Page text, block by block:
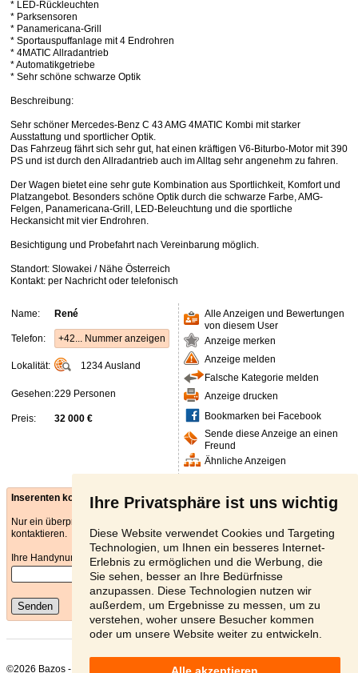
Ihre Privatsphäre ist uns wichtig
Diese Website verwendet Cookies und Targeting
Technologien, um Ihnen ein besseres Internet-
Erlebnis zu ermöglichen und die Werbung, die
Sie sehen, besser an Ihre Bedürfnisse
anzupassen. Diese Technologien nutzen wir
außerdem, um Ergebnisse zu messen, um zu
verstehen, woher unsere Besucher kommen
oder um unsere Website weiter zu entwickeln.
Alle akzeptieren
* LED-Rückleuchten
* Parksensoren
* Panamericana-Grill
* Sportauspuffanlage mit 4 Endrohren
* 4MATIC Allradantrieb
* Automatikgetriebe
* Sehr schöne schwarze Optik
Beschreibung:
Sehr schöner Mercedes-Benz C 43 AMG 4MATIC Kombi mit starker
Ausstattung und sportlicher Optik.
Das Fahrzeug fährt sich sehr gut, hat einen kräftigen V6-Biturbo-Motor mit 390
PS und ist durch den Allradantrieb auch im Alltag sehr angenehm zu fahren.
Der Wagen bietet eine sehr gute Kombination aus Sportlichkeit, Komfort und
Platzangebot. Besonders schöne Optik durch die schwarze Farbe, AMG-
Felgen, Panamericana-Grill, LED-Beleuchtung und die sportliche
Heckansicht mit vier Endrohren.
Besichtigung und Probefahrt nach Vereinbarung möglich.
Standort: Slowakei / Nähe Österreich
Kontakt: per Nachricht oder telefonisch
Name: René
Telefon: +42... Nummer anzeigen
Lokalität: 1234Ausland
Gesehen:229 Personen
Preis: 32 000 €
Alle Anzeigen und Bewertungen
von diesem User
Anzeige merken
Anzeige melden
Falsche Kategorie melden
Anzeige drucken
Bookmarken bei Facebook
Sende diese Anzeige an einen
Freund
Ähnliche Anzeigen
Inserenten kontaktieren - E-mail
Nur ein überprüfter Benutzer kann den Anbieter über das E-Mail Formular
kontaktieren.
Ihre Handynummer*
Senden
©2026 Bazos - Kleinanzeigen, Bazar Mercedes-Benz